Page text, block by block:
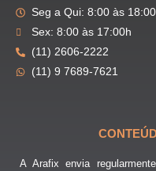
Seg a Qui: 8:00 às
Sex: 8:00 às 17:00h
(11) 2606-2222
(11) 9 7689-7621
A Arafix envia